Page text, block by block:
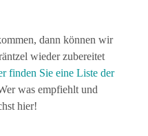
dann können wir
wieder zubereitet
finden Sie eine Liste der
was empfiehlt und
hier!